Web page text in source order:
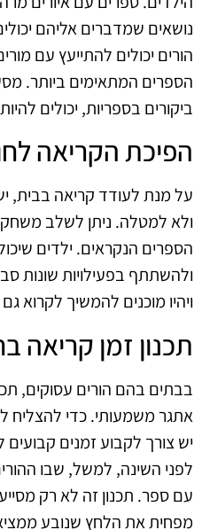
נושאים שמדברים אליהם
הורים יכולים להתייעץ עם
הספרים המתאימים ביותר.
ביקורים בספריות, יכולים
הפיכת הקריאה
על מנת לעודד קריאה בבית,
ולא למטלה. ניתן לשלב
הספרים הנקראים. ילדים
ולהשתתף בפעילויות שונות
ויהיו מוכנים להמשיך לקרוא
תכנון זמן קריאה
בבתים בהם הורים עסוקים,
אתגר משמעותי. כדי להצליח
יש צורך לקבוע זמנים קבועים
לפני השינה, למשל, שבו
עם ספר. תכנון זה לא רק
מפחית את הלחץ שנובע